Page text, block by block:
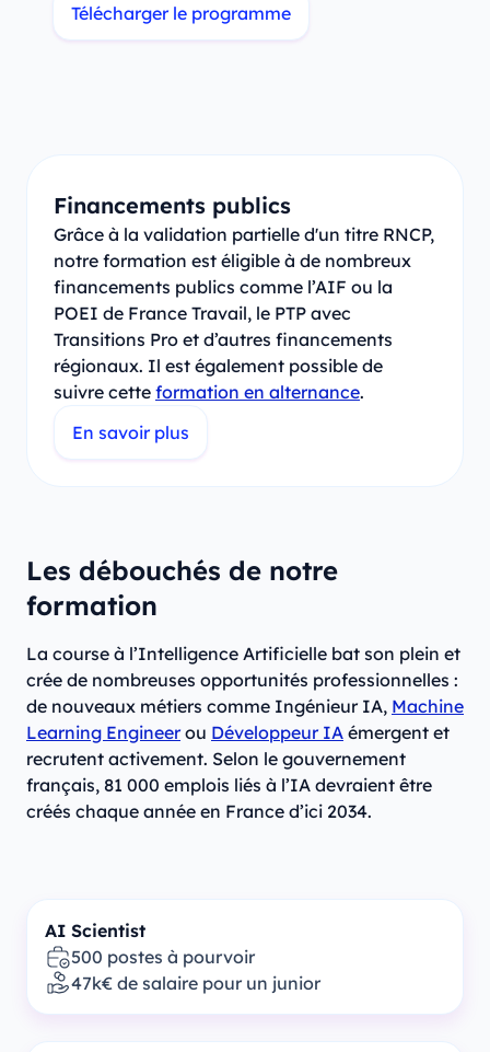
Télécharger le programme
Financements publics
Grâce à la validation partielle d'un titre RNCP,
notre formation est éligible à de nombreux
financements publics comme l’AIF ou la
POEI de France Travail, le PTP avec
Transitions Pro et d’autres financements
régionaux. Il est également possible de
suivre cette formation en alternance.
En savoir plus
Les débouchés de notre
formation
La course à l’Intelligence Artificielle bat son plein et
crée de nombreuses opportunités professionnelles :
de nouveaux métiers comme Ingénieur IA, Machine
Learning Engineerou Développeur IA émergent et
recrutent activement. Selon le gouvernement
français, 81 000 emplois liés à l’IA devraient être
créés chaque année en France d’ici 2034.
AI Scientist
500 postes à pourvoir
47k€ de salaire pour un junior